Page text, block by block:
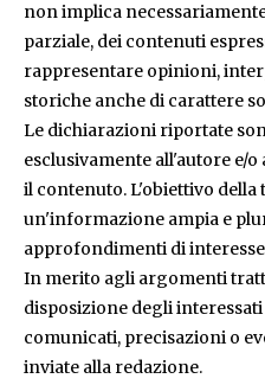
non implica
parziale, dei contenuti
rappresentare opinioni,
storiche anche di carattere
Le dichiarazioni riportate
esclusivamente all'autore e/
il contenuto. L'obiettivo della
un'informazione ampia e
approfondimenti di
In merito agli argomenti
disposizione degli
comunicati, precisazioni o
inviate alla redazione.